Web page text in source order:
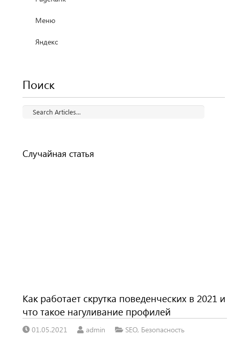
Меню
Яндекс
Поиск
Случайная статья
Как работает скрутка поведенческих в 2021 и
что такое нагуливание профилей
01.05.2021 admin SEO, Безопасность